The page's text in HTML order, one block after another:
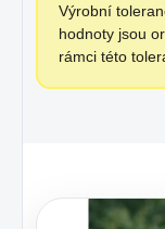
Výrobní
hodnoty jsou
rámci této